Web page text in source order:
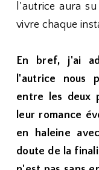
l'autrice aura
vivre chaque
En bref, j'ai
l'autrice nous
entre les deux
leur romance
en haleine
doute de la